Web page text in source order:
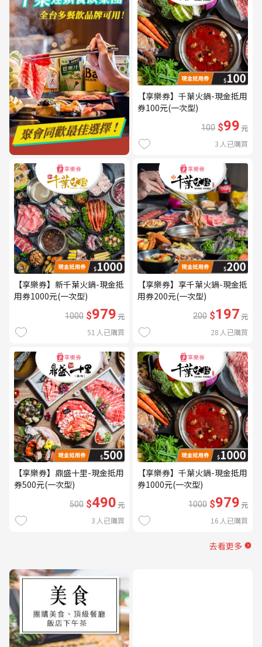
【享樂券】千葉火鍋-現金抵用
券100元(一次型)
100 $99元
3 人已購買
【享樂券】新千葉火鍋-現金抵
用券1000元(一次型)
1000 $979元
51 人已購買
【享樂券】享千葉火鍋-現金抵
用券200元(一次型)
200 $197元
28 人已購買
【享樂券】鼎盛十里-現金抵用
券500元(一次型)
500 $490元
3 人已購買
【享樂券】千葉火鍋-現金抵用
券1000元(一次型)
1000 $979元
16 人已購買
去看更多